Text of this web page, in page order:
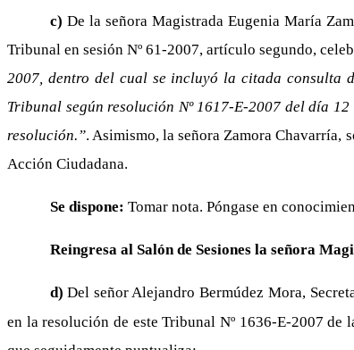
c) De la señora Magistrada Eugenia María
Tribunal en sesión Nº 61-2007, artículo segundo,
2007, dentro del cual se incluyó la citada consulta
Tribunal según resolución Nº 1617-E-2007 del día
resolución.”. Asimismo, la señora Zamora Chavarría,
Acción Ciudadana.
Se dispone: Tomar nota. Póngase en
Reingresa al Salón de Sesiones la señora
d) Del señor Alejandro Bermúdez Mora,
en la resolución de este Tribunal Nº 1636-E-2007